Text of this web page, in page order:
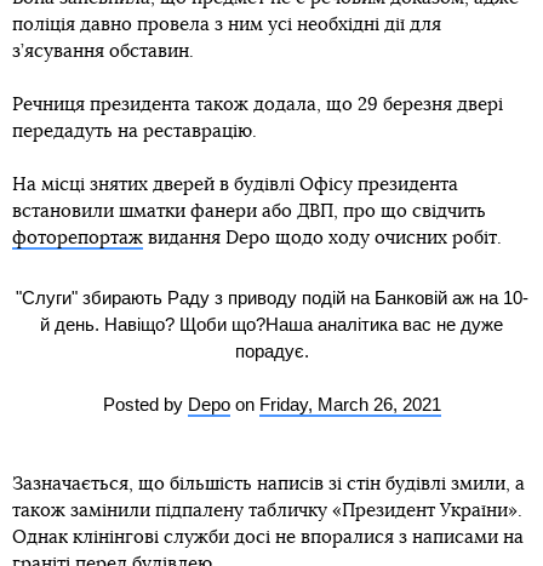
поліція давно провела з ним усі необхідні дії для
з’ясування обставин.
Речниця президента також додала, що 29 березня двері
передадуть на реставрацію.
На місці знятих дверей в будівлі Офісу президента
встановили шматки фанери або ДВП, про що свідчить
фоторепортаж видання Depo щодо ходу очисних робіт.
"Слуги" збирають Раду з приводу подій на Банковій аж на 10-
й день. Навіщо? Щоби що?Наша аналітика вас не дуже
порадує.
Posted by Depoon Friday, March 26, 2021
Зазначається, що більшість написів зі стін будівлі змили, а
також замінили підпалену табличку «Президент України».
Однак клінінгові служби досі не впоралися з написами на